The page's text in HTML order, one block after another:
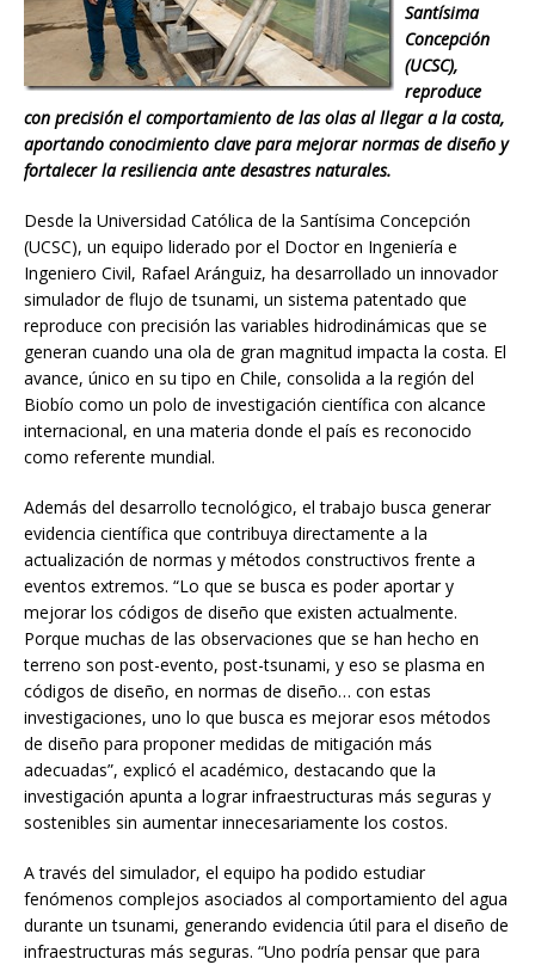
Santísima
Concepción
(UCSC),
reproduce
con precisión el comportamiento de las olas al llegar a la costa,
aportando conocimiento clave para mejorar normas de diseño y
fortalecer la resiliencia ante desastres naturales.
Desde la Universidad Católica de la Santísima Concepción
(UCSC), un equipo liderado por el Doctor en Ingeniería e
Ingeniero Civil, Rafael Aránguiz, ha desarrollado un innovador
simulador de flujo de tsunami, un sistema patentado que
reproduce con precisión las variables hidrodinámicas que se
generan cuando una ola de gran magnitud impacta la costa. El
avance, único en su tipo en Chile, consolida a la región del
Biobío como un polo de investigación científica con alcance
internacional, en una materia donde el país es reconocido
como referente mundial.
Además del desarrollo tecnológico, el trabajo busca generar
evidencia científica que contribuya directamente a la
actualización de normas y métodos constructivos frente a
eventos extremos. “Lo que se busca es poder aportar y
mejorar los códigos de diseño que existen actualmente.
Porque muchas de las observaciones que se han hecho en
terreno son post-evento, post-tsunami, y eso se plasma en
códigos de diseño, en normas de diseño… con estas
investigaciones, uno lo que busca es mejorar esos métodos
de diseño para proponer medidas de mitigación más
adecuadas”, explicó el académico, destacando que la
investigación apunta a lograr infraestructuras más seguras y
sostenibles sin aumentar innecesariamente los costos.
A través del simulador, el equipo ha podido estudiar
fenómenos complejos asociados al comportamiento del agua
durante un tsunami, generando evidencia útil para el diseño de
infraestructuras más seguras. “Uno podría pensar que para